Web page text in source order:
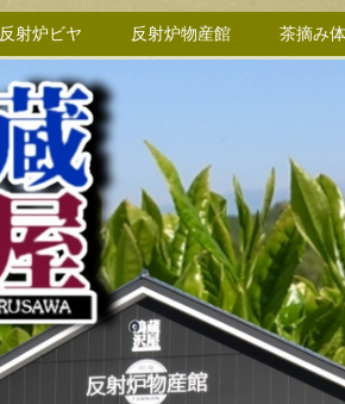
反射炉ビヤ 反射炉物産館 茶摘み